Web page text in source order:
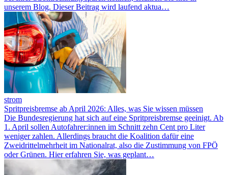
unserem Blog. Dieser Beitrag wird laufend aktua…
strom
Spritpreisbremse ab April 2026: Alles, was Sie wissen müssen
Die Bundesregierung hat sich auf eine Spritpreisbremse geeinigt. Ab
1. April sollen Autofahrer:innen im Schnitt zehn Cent pro Liter
weniger zahlen. Allerdings braucht die Koalition dafür eine
Zweidrittelmehrheit im Nationalrat, also die Zustimmung von FPÖ
oder Grünen. Hier erfahren Sie, was geplant…